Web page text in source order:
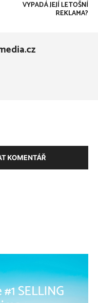
VYPADÁ JEJÍ LETOŠNÍ
REKLAMA?
KOMENTÁŘ